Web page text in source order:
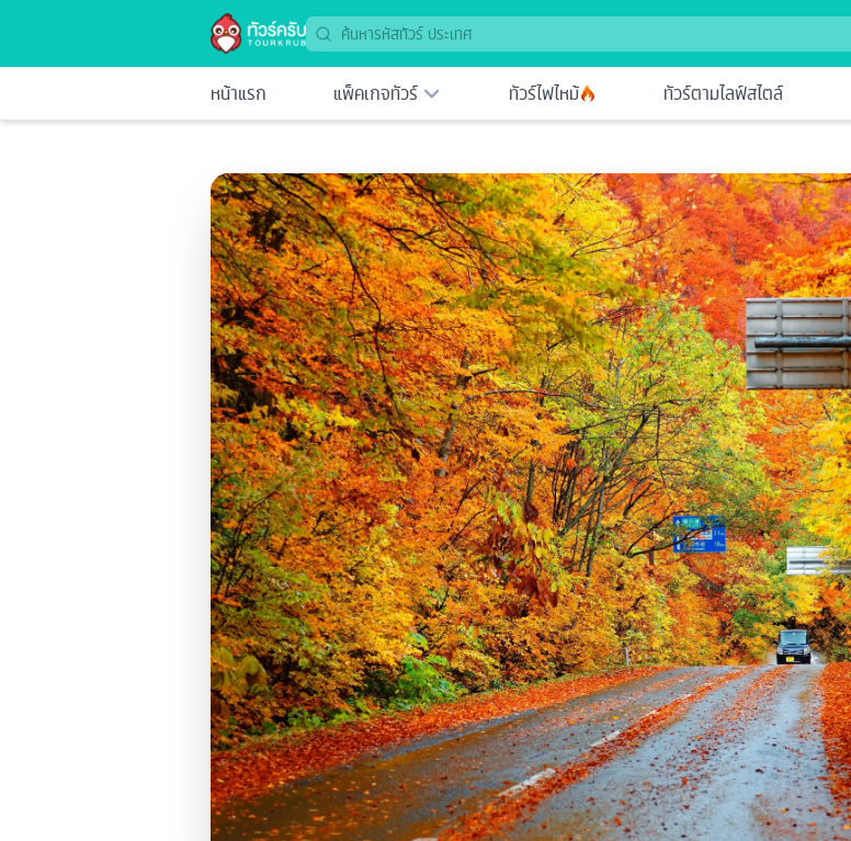
หน้าแรก แพ็คเกจทัวร์ ทัวร์ไฟไหม้ ทัวร์ตามไลฟ์สไตล์